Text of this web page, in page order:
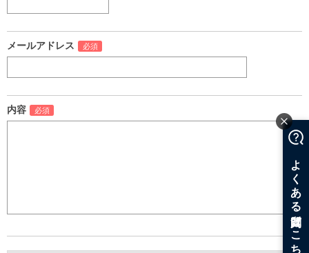
メールアドレス
内容